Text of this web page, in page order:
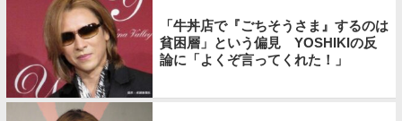
「牛丼店で『ごちそうさま』するのは
貧困層」という偏見 YOSHIKIの反
論に「よくぞ言ってくれた！」